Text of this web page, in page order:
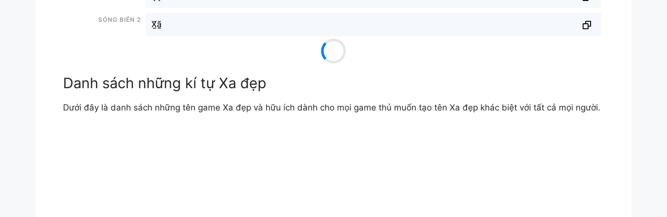
Sóng biển 2
X̰̃ã̰
Danh sách những kí tự Xa đẹp
Dưới đây là danh sách những tên game Xa đẹp và hữu ích dành cho mọi game thủ muốn tạo tên Xa đẹp khác biệt với tất cả mọi người.